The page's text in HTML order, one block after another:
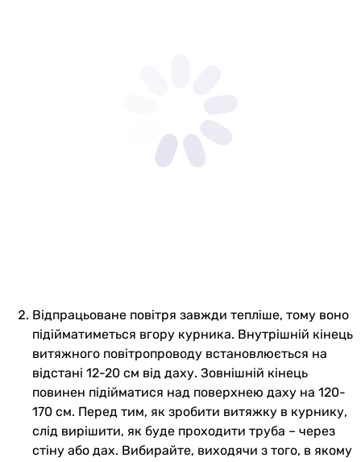
Відпрацьоване повітря завжди тепліше, тому воно
підійматиметься вгору курника. Внутрішній кінець
витяжного повітропроводу встановлюється на
відстані 12-20 см від даху. Зовнішній кінець
повинен підійматися над поверхнею даху на 120-
170 см. Перед тим, як зробити витяжку в курнику,
слід вирішити, як буде проходити труба – через
стіну або дах. Вибирайте, виходячи з того, в якому